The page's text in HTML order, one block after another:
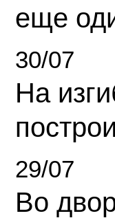
еще
30/07
На
29/07
Во